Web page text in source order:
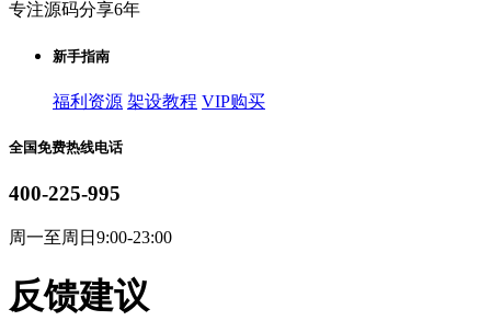
专注源码分享6年
新手指南
福利资源 架设教程 VIP购买
全国免费热线电话
400-225-995
周一至周日9:00-23:00
反馈建议